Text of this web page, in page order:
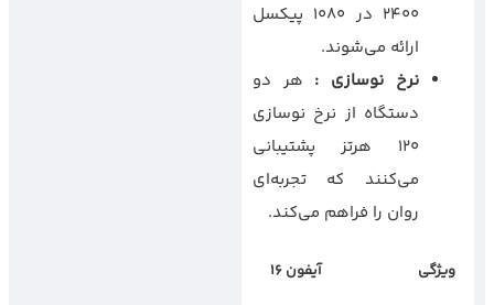
۲۴۰۰ در ۱۰۸۰ پیکسل
ارائه می‌شوند.
نرخ نوسازی : هر دو
دستگاه از نرخ نوسازی
۱۲۰ هرتز پشتیبانی
می‌کنند که تجربه‌ای
روان را فراهم می‌کند.
ویژگی آیفون ۱۶